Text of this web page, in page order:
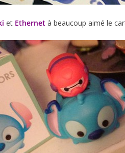
et Ethernet à beaucoup aimé le